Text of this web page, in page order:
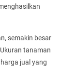
semakin besar
tanaman
jual yang